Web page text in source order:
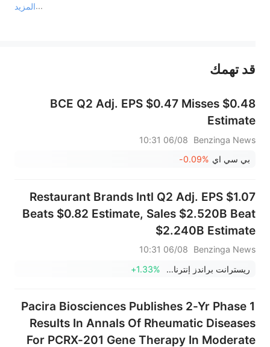
المزيد
عند الضرورة، يرجى استشارة مستشار استثمار محترف. لا تقدم منصة سهم أي مشورة استثمارية، ولا تقدم أي التزامات أو ضمانات.
قد تهمك
BCE Q2 Adj. EPS $0.47 Misses $0.48
Estimate
Benzinga News
06/08 10:31
بي سي اي -0.09%
Restaurant Brands Intl Q2 Adj. EPS $1.07
Beats $0.82 Estimate, Sales $2.520B Beat
$2.240B Estimate
Benzinga News
06/08 10:31
ريسترانت براندز إنترناشيونال
+1.33%
Pacira Biosciences Publishes 2-Yr Phase 1
Results In Annals Of Rheumatic Diseases
For PCRX-201 Gene Therapy In Moderate